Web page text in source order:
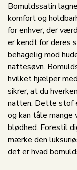
Bomuldssatin
komfort og
for enhver, der
er kendt for deres
behagelig mod
nattesøvn.
hvilket hjælper
sikrer, at du
natten. Dette stof
og kan tåle mange
blødhed. Forestil
mærke den
det er hvad